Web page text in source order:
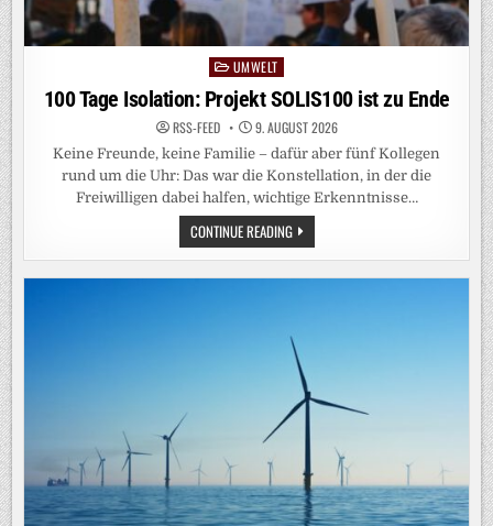
Posted
in
UMWELT
100 Tage Isolation: Projekt SOLIS100 ist zu Ende
RSS-FEED 9. AUGUST 2026
Keine Freunde, keine Familie – dafür aber fünf Kollegen
rund um die Uhr: Das war die Konstellation, in der die
Freiwilligen dabei halfen, wichtige Erkenntnisse…
CONTINUE READING100
TAGE
ISOLATION:
PROJEKT
ENDE